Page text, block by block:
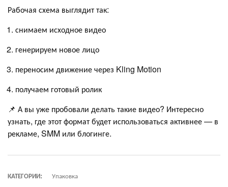
Рабочая схема выглядит так:
снимаем исходное видео
генерируем новое лицо
переносим движение через Kling Motion
получаем готовый ролик
📌 А вы уже пробовали делать такие видео? Интересно
узнать, где этот формат будет использоваться активнее — в
рекламе, SMM или блогинге.
КАТЕГОРИИ:
Упаковка